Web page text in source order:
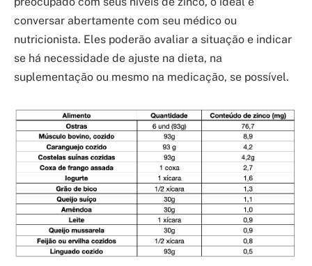
conversar abertamente com seu médico ou
nutricionista. Eles poderão avaliar a situação e indicar
se há necessidade de ajuste na dieta, na
suplementação ou mesmo na medicação, se possível.